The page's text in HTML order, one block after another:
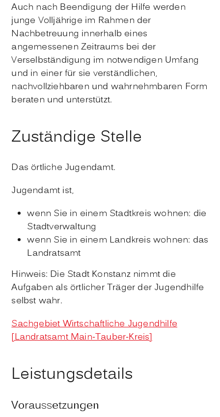
Auch nach Beendigung der Hilfe werden
junge Volljährige im Rahmen der
Nachbetreuung innerhalb eines
angemessenen Zeitraums bei der
Verselbständigung im notwendigen Umfang
und in einer für sie verständlichen,
nachvollziehbaren und wahrnehmbaren Form
beraten und unterstützt.
Zuständige Stelle
Das örtliche Jugendamt.
Jugendamt ist,
wenn Sie in einem Stadtkreis wohnen: die
Stadtverwaltung
wenn Sie in einem Landkreis wohnen: das
Landratsamt
Hinweis: Die Stadt Konstanz nimmt die
Aufgaben als örtlicher Träger der Jugendhilfe
selbst wahr.
Sachgebiet Wirtschaftliche Jugendhilfe
[Landratsamt Main-Tauber-Kreis]
Leistungsdetails
Voraussetzungen